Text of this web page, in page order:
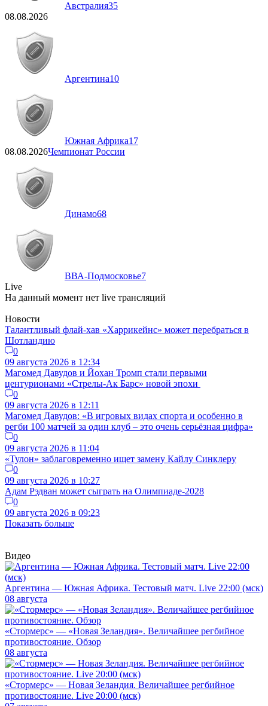
Австралия35
08.08.2026
Аргентина10
Южная Африка17
08.08.2026Чемпионат России
Динамо68
ВВА-Подмосковье7
Live
На данный момент нет live трансляций
Новости
Талантливый флай-хав «Харрикейнс» может перебраться в
Шотландию
0
09 августа 2026 в 12:34
Магомед Давудов и Йохан Тромп стали первыми
центурионами «Стрелы-Ак Барс» новой эпохи
0
09 августа 2026 в 12:11
Магомед Давудов: «В игровых видах спорта и особенно в
регби 100 матчей за один клуб – это очень серьёзная цифра»
0
09 августа 2026 в 11:04
«Тулон» заблаговременно ищет замену Кайлу Синклеру
0
09 августа 2026 в 10:27
Адам Рэдван может сыграть на Олимпиаде-2028
0
09 августа 2026 в 09:23
Показать больше
Видео
Аргентина — Южная Африка. Тестовый матч. Live 22:00 (мск)
08 августа
«Стормерс» — «Новая Зеландия». Величайшее регбийное
противостояние. Обзор
08 августа
«Стормерс» — Новая Зеландия. Величайшее регбийное
противостояние. Live 20:00 (мск)